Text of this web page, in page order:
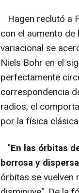
Hagen reclutó a
con el aumento
variacional se
Niels Bohr en el
perfectamente
correspondencia
radios, el
por la física
"En las órbitas
borrosa y dispersa
órbitas se vuelven